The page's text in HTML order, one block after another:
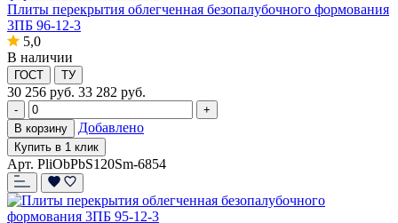
Плиты перекрытия облегченная безопалубочного формования
3ПБ 96-12-3
5,0
В наличии
ГОСТ ТУ
30 256 руб. 33 282 руб.
-
+
В корзину
Добавлено
Купить в 1 клик
Арт. PliObPbS120Sm-6854